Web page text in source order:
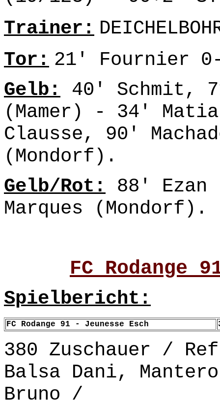
Trainer:
Tor: 21' Fournier
Gelb: 40' Schmit,
(Mamer) - 34'
Clausse, 90'
(Mondorf).
Gelb/Rot: 88' Ezan
Marques (Mondorf).
FC Rodange
Spielbericht:
FC Rodange 91 - Jeunesse Esch
380 Zuschauer /
Balsa Dani,
Bruno /